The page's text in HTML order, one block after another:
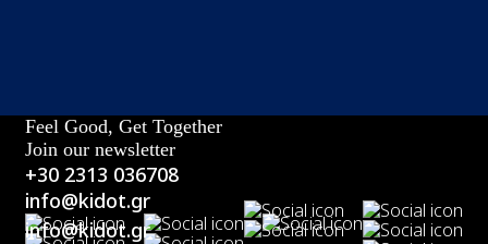
Feel Good, Get Together
Join our newsletter
+30 2313 036708
info@kidot.gr
info@kidot.gr